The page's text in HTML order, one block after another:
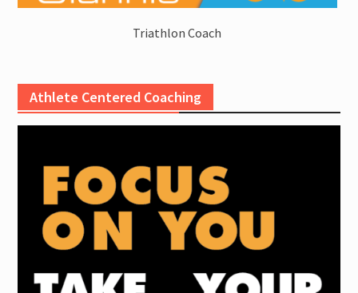
Triathlon Coach
Athlete Centered Coaching